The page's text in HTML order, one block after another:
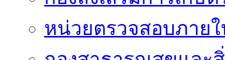
หน่วยตรวจสอบภาย